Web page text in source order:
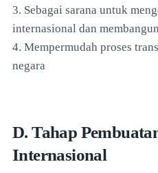
3. Sebagai sarana untuk
internasional dan
4. Mempermudah proses
negara
D. Tahap
Internasional